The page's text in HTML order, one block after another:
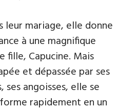
leur mariage, elle donne
à une magnifique
fille, Capucine. Mais
et dépassée par ses
ses angoisses, elle se
rapidement en un